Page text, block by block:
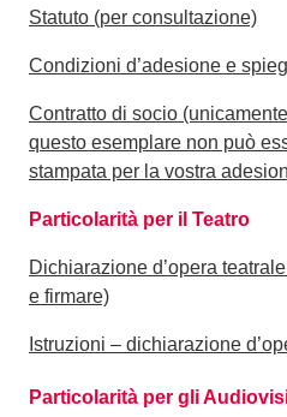
Statuto (per consultazione)
Condizioni d’adesione e
Contratto di socio
questo esemplare non può
stampata per la vostra
Particolarità per il Teatro
Dichiarazione d’opera
e firmare)
Istruzioni – dichiarazione
Particolarità per gli